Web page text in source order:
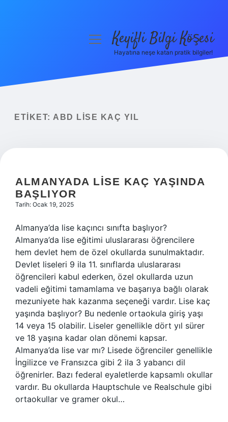
Yasal Uyarı
menüyüKeyifli Bilgi Köşesi
Hayatına neşe katan pratik bilgiler!
ETIKET: ABD LISE KAÇ YIL
ALMANYADA LISE KAÇ YAŞINDA
BAŞLIYOR
Tarih: Ocak 19, 2025
Almanya’da lise kaçıncı sınıfta başlıyor?
Almanya’da lise eğitimi uluslararası öğrencilere
hem devlet hem de özel okullarda sunulmaktadır.
Devlet liseleri 9 ila 11. sınıflarda uluslararası
öğrencileri kabul ederken, özel okullarda uzun
vadeli eğitimi tamamlama ve başarıya bağlı olarak
mezuniyete hak kazanma seçeneği vardır. Lise kaç
yaşında başlıyor? Bu nedenle ortaokula giriş yaşı
14 veya 15 olabilir. Liseler genellikle dört yıl sürer
ve 18 yaşına kadar olan dönemi kapsar.
Almanya’da lise var mı? Lisede öğrenciler genellikle
İngilizce ve Fransızca gibi 2 ila 3 yabancı dil
öğrenirler. Bazı federal eyaletlerde kapsamlı okullar
vardır. Bu okullarda Hauptschule ve Realschule gibi
ortaokullar ve gramer okul…